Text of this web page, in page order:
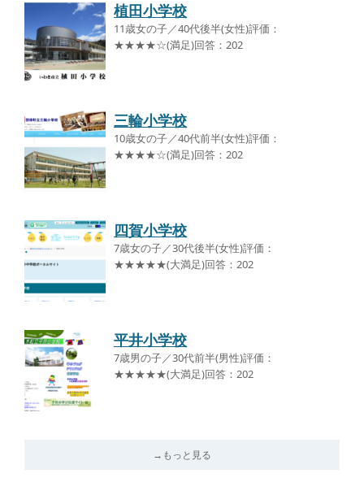
植田小学校
11歳女の子／40代後半(女性)評価：
★★★★☆(満足)回答：202
三輪小学校
10歳女の子／40代前半(女性)評価：
★★★★☆(満足)回答：202
四賀小学校
7歳女の子／30代後半(女性)評価：
★★★★★(大満足)回答：202
平井小学校
7歳男の子／30代前半(男性)評価：
★★★★★(大満足)回答：202
→もっと見る